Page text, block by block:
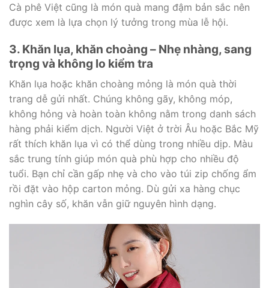
Cà phê Việt cũng là món quà mang đậm bản sắc nên
được xem là lựa chọn lý tưởng trong mùa lễ hội.
3. Khăn lụa, khăn choàng – Nhẹ nhàng, sang
trọng và không lo kiểm tra
Khăn lụa hoặc khăn choàng mỏng là món quà thời
trang dễ gửi nhất. Chúng không gãy, không móp,
không hỏng và hoàn toàn không nằm trong danh sách
hàng phải kiểm dịch. Người Việt ở trời Âu hoặc Bắc Mỹ
rất thích khăn lụa vì có thể dùng trong nhiều dịp. Màu
sắc trung tính giúp món quà phù hợp cho nhiều độ
tuổi. Bạn chỉ cần gấp nhẹ và cho vào túi zip chống ẩm
rồi đặt vào hộp carton mỏng. Dù gửi xa hàng chục
nghìn cây số, khăn vẫn giữ nguyên hình dạng.